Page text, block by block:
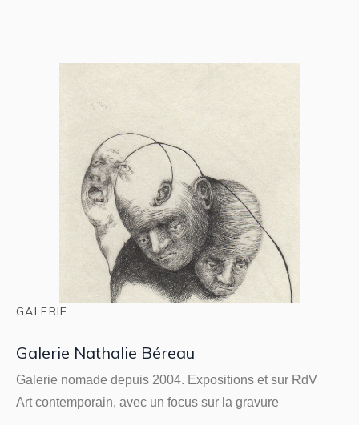
GALERIE
Galerie Nathalie Béreau
Galerie nomade depuis 2004. Expositions et sur RdV
Art contemporain, avec un focus sur la gravure